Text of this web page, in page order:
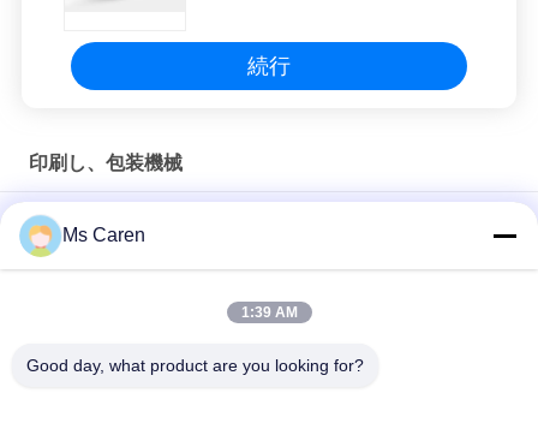
続行
印刷し、包装機械
SM210-20DP 電気半自動紙帯状機 ベルト包装付き 繊維用食
品・飲料用 操作が簡単
Ms Caren
1:39 AM
Good day, what product are you looking for?